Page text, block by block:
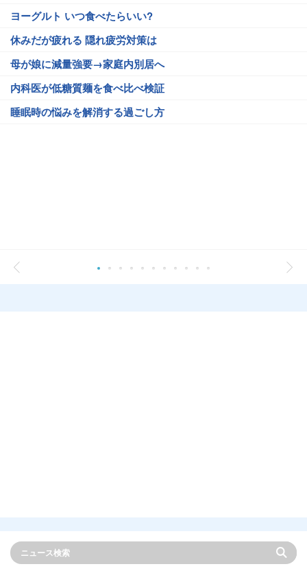
ヨーグルト いつ食べたらいい?
休みだが疲れる 隠れ疲労対策は
母が娘に減量強要→家庭内別居へ
内科医が低糖質麺を食べ比べ検証
睡眠時の悩みを解消する過ごし方